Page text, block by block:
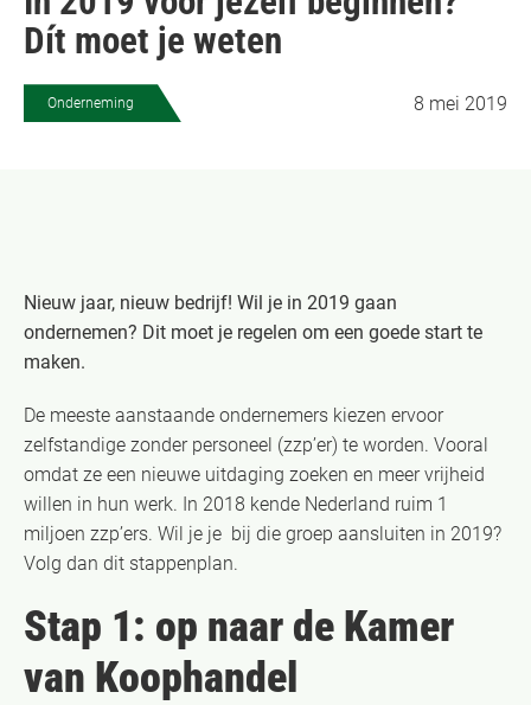
Dít moet je weten
Onderneming 8 mei 2019
Nieuw jaar, nieuw bedrijf! Wil je in 2019 gaan
ondernemen? Dit moet je regelen om een goede start te
maken.
De meeste aanstaande ondernemers kiezen ervoor
zelfstandige zonder personeel (zzp’er) te worden. Vooral
omdat ze een nieuwe uitdaging zoeken en meer vrijheid
willen in hun werk. In 2018 kende Nederland ruim 1
miljoen zzp’ers. Wil je je bij die groep aansluiten in 2019?
Volg dan dit stappenplan.
Stap 1: op naar de Kamer
van Koophandel